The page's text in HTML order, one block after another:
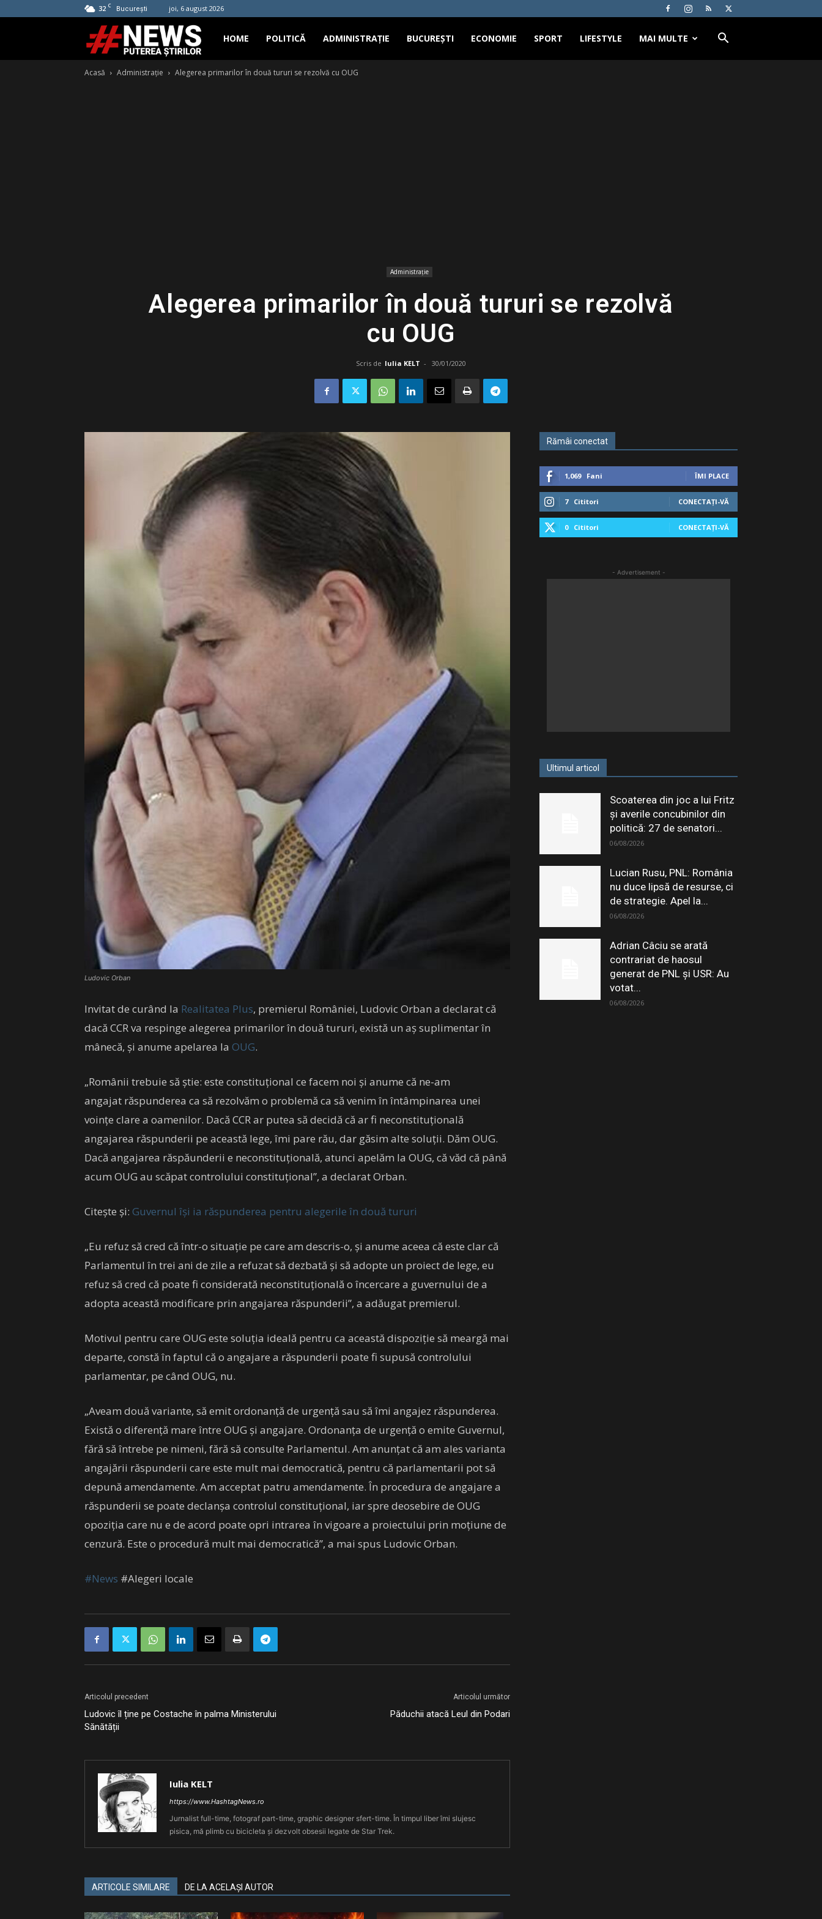
32 C București joi, 6 august 2026
Hashtag
HOME POLITICĂ ADMINISTRAȚIE BUCUREȘTI ECONOMIE SPORT LIFESTYLE MAI MULTE
Acasă Administrație Alegerea primarilor în două tururi se rezolvă cu OUG
Administrație
Alegerea primarilor în două tururi se rezolvă
cu OUG
Scris de Iulia KELT - 30/01/2020
Ludovic Orban
Invitat de curând la Realitatea Plus, premierul României, Ludovic Orban a declarat că
dacă CCR va respinge alegerea primarilor în două tururi, există un aș suplimentar în
mânecă, și anume apelarea la OUG.
„Românii trebuie să ştie: este constituţional ce facem noi şi anume că ne-am
angajat răspunderea ca să rezolvăm o problemă ca să venim în întâmpinarea unei
voinţe clare a oamenilor. Dacă CCR ar putea să decidă că ar fi neconstituțională
angajarea răspunderii pe această lege, îmi pare rău, dar găsim alte soluții. Dăm OUG.
Dacă angajarea răspăunderii e neconstituțională, atunci apelăm la OUG, că văd că până
acum OUG au scăpat controlului constituțional”, a declarat Orban.
Citește și: Guvernul își ia răspunderea pentru alegerile în două tururi
„Eu refuz să cred că într-o situație pe care am descris-o, și anume aceea că este clar că
Parlamentul în trei ani de zile a refuzat să dezbată și să adopte un proiect de lege, eu
refuz să cred că poate fi considerată neconstituțională o încercare a guvernului de a
adopta această modificare prin angajarea răspunderii”, a adăugat premierul.
Motivul pentru care OUG este soluția ideală pentru ca această dispoziție să meargă mai
departe, constă în faptul că o angajare a răspunderii poate fi supusă controlului
parlamentar, pe când OUG, nu.
„Aveam două variante, să emit ordonanță de urgență sau să îmi angajez răspunderea.
Există o diferență mare între OUG și angajare. Ordonanța de urgență o emite Guvernul,
fără să întrebe pe nimeni, fără să consulte Parlamentul. Am anunțat că am ales varianta
angajării răspunderii care este mult mai democratică, pentru că parlamentarii pot să
depună amendamente. Am acceptat patru amendamente. În procedura de angajare a
răspunderii se poate declanșa controlul constituțional, iar spre deosebire de OUG
opoziția care nu e de acord poate opri intrarea în vigoare a proiectului prin moțiune de
cenzură. Este o procedură mult mai democratică”, a mai spus Ludovic Orban.
#News #Alegeri locale
Articolul precedent
Ludovic îl ține pe Costache în palma Ministerului
Sănătății
Articolul următor
Păduchii atacă Leul din Podari
Iulia KELT
https://www.HashtagNews.ro
Jurnalist full-time, fotograf part-time, graphic designer sfert-time. În timpul liber îmi slujesc
pisica, mă plimb cu bicicleta și dezvolt obsesii legate de Star Trek.
ARTICOLE SIMILARE DE LA ACELAȘI AUTOR
Rămâi conectat
1,069 Fani ÎMI PLACE
7 Cititori CONECTAȚI-VĂ
0 Cititori CONECTAȚI-VĂ
- Advertisement -
Ultimul articol
Scoaterea din joc a lui Fritz
și averile concubinilor din
politică: 27 de senatori...
06/08/2026
Lucian Rusu, PNL: România
nu duce lipsă de resurse, ci
de strategie. Apel la...
06/08/2026
Adrian Câciu se arată
contrariat de haosul
generat de PNL și USR: Au
votat...
06/08/2026